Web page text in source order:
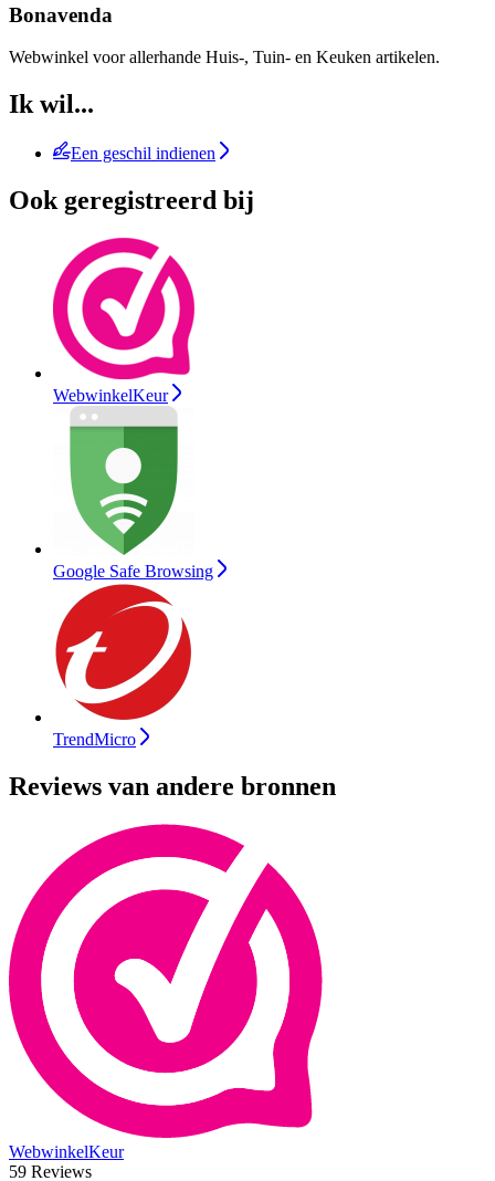
Bonavenda
Webwinkel voor allerhande Huis-, Tuin- en Keuken artikelen.
Ik wil...
Een geschil indienen
Ook geregistreerd bij
WebwinkelKeur
Google Safe Browsing
TrendMicro
Reviews van andere bronnen
WebwinkelKeur
59 Reviews